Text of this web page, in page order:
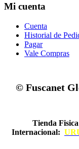
Mi cuenta
Cuenta
Historial de
Pagar
Vale Compras
© Fuscanet
Tienda
Internacional: